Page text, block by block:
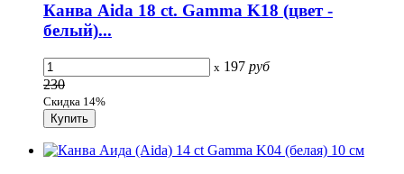
Канва Aida 18 сt. Gamma K18 (цвет -
белый)...
x 197 руб
230
Скидка 14%